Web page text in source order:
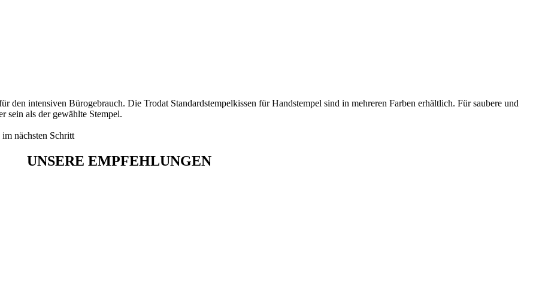
den intensiven Bürogebrauch. Die Trodat Standardstempelkissen für Handstempel sind in mehreren Farben erhältlich. Für saubere und
sein als der gewählte Stempel.
nächsten Schritt
UNSERE EMPFEHLUNGEN